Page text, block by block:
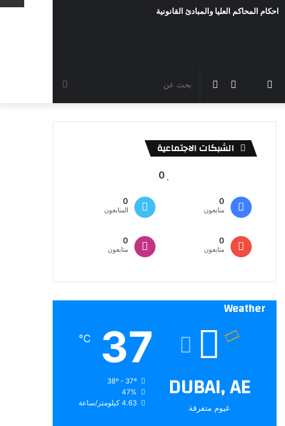
احكام المحاكم العليا والمبادئ القانونية
عن
الوضع
المظلم
مقال
عشوائي
سناب
شات
تيلقرام
الشبكات الاجتماعية
0
0
متابعون
0
المتابعون
0
متابعون
0
متابعون
Weather
DUBAI, AE
غيوم متفرقة
37
℃
38º - 37º
47%
4.63 كيلومتر/ساعة